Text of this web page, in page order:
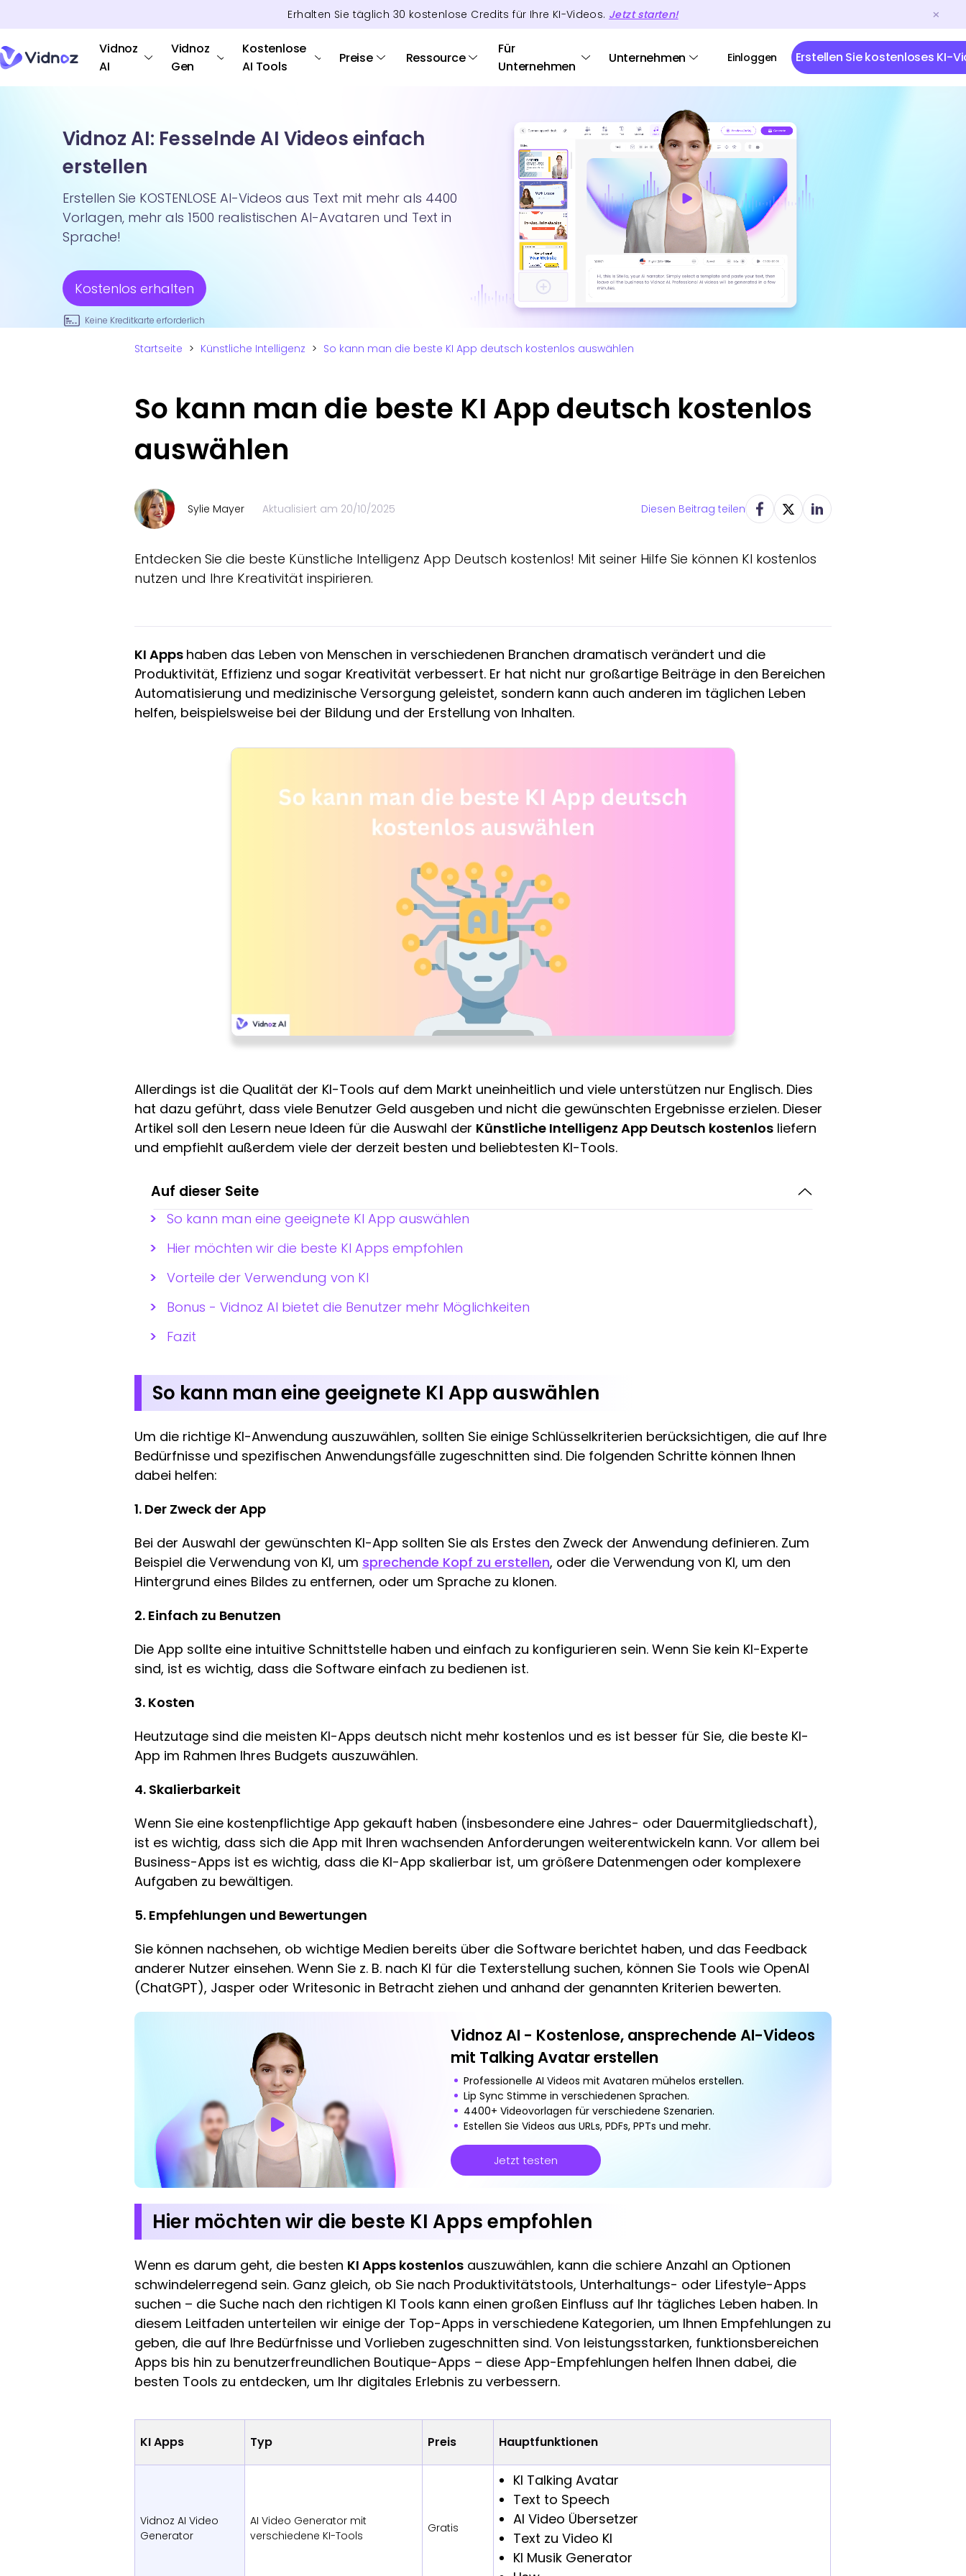
Erhalten Sie täglich 30 kostenlose Credits für Ihre KI-Videos. Jetzt starten!
Vidnoz
AI
Vidnoz
Gen
Kostenlose
AI Tools
Preise Ressource
Für
Unternehmen
Unternehmen Einloggen Erstellen Sie kostenloses KI-
Vidnoz AI: Fesselnde AI Videos einfach
erstellen
Erstellen Sie KOSTENLOSE AI-Videos aus Text mit mehr als 4400
Vorlagen, mehr als 1500 realistischen AI-Avataren und Text in
Sprache!
Kostenlos erhalten
Keine Kreditkarte erforderlich
Startseite > Künstliche Intelligenz > So kann man die beste KI App deutsch kostenlos auswählen
So kann man die beste KI App deutsch kostenlos
auswählen
Sylie Mayer Aktualisiert am 20/10/2025 Diesen Beitrag teilen
Entdecken Sie die beste Künstliche Intelligenz App Deutsch kostenlos! Mit seiner Hilfe Sie können KI kostenlos
nutzen und Ihre Kreativität inspirieren.
KI Apps haben das Leben von Menschen in verschiedenen Branchen dramatisch verändert und die
Produktivität, Effizienz und sogar Kreativität verbessert. Er hat nicht nur großartige Beiträge in den Bereichen
Automatisierung und medizinische Versorgung geleistet, sondern kann auch anderen im täglichen Leben
helfen, beispielsweise bei der Bildung und der Erstellung von Inhalten.
Allerdings ist die Qualität der KI-Tools auf dem Markt uneinheitlich und viele unterstützen nur Englisch. Dies
hat dazu geführt, dass viele Benutzer Geld ausgeben und nicht die gewünschten Ergebnisse erzielen. Dieser
Artikel soll den Lesern neue Ideen für die Auswahl der Künstliche Intelligenz App Deutsch kostenlos liefern
und empfiehlt außerdem viele der derzeit besten und beliebtesten KI-Tools.
Auf dieser Seite
So kann man eine geeignete KI App auswählen
Hier möchten wir die beste KI Apps empfohlen
Vorteile der Verwendung von KI
Bonus - Vidnoz AI bietet die Benutzer mehr Möglichkeiten
Fazit
So kann man eine geeignete KI App auswählen
Um die richtige KI-Anwendung auszuwählen, sollten Sie einige Schlüsselkriterien berücksichtigen, die auf Ihre
Bedürfnisse und spezifischen Anwendungsfälle zugeschnitten sind. Die folgenden Schritte können Ihnen
dabei helfen:
1. Der Zweck der App
Bei der Auswahl der gewünschten KI-App sollten Sie als Erstes den Zweck der Anwendung definieren. Zum
Beispiel die Verwendung von KI, um sprechende Kopf zu erstellen, oder die Verwendung von KI, um den
Hintergrund eines Bildes zu entfernen, oder um Sprache zu klonen.
2. Einfach zu Benutzen
Die App sollte eine intuitive Schnittstelle haben und einfach zu konfigurieren sein. Wenn Sie kein KI-Experte
sind, ist es wichtig, dass die Software einfach zu bedienen ist.
3. Kosten
Heutzutage sind die meisten KI-Apps deutsch nicht mehr kostenlos und es ist besser für Sie, die beste KI-
App im Rahmen Ihres Budgets auszuwählen.
4. Skalierbarkeit
Wenn Sie eine kostenpflichtige App gekauft haben (insbesondere eine Jahres- oder Dauermitgliedschaft),
ist es wichtig, dass sich die App mit Ihren wachsenden Anforderungen weiterentwickeln kann. Vor allem bei
Business-Apps ist es wichtig, dass die KI-App skalierbar ist, um größere Datenmengen oder komplexere
Aufgaben zu bewältigen.
5. Empfehlungen und Bewertungen
Sie können nachsehen, ob wichtige Medien bereits über die Software berichtet haben, und das Feedback
anderer Nutzer einsehen. Wenn Sie z. B. nach KI für die Texterstellung suchen, können Sie Tools wie OpenAI
(ChatGPT), Jasper oder Writesonic in Betracht ziehen und anhand der genannten Kriterien bewerten.
Vidnoz AI - Kostenlose, ansprechende AI-Videos
mit Talking Avatar erstellen
Professionelle AI Videos mit Avataren mühelos erstellen.
Lip Sync Stimme in verschiedenen Sprachen.
4400+ Videovorlagen für verschiedene Szenarien.
Estellen Sie Videos aus URLs, PDFs, PPTs und mehr.
Jetzt testen
Hier möchten wir die beste KI Apps empfohlen
Wenn es darum geht, die besten KI Apps kostenlos auszuwählen, kann die schiere Anzahl an Optionen
schwindelerregend sein. Ganz gleich, ob Sie nach Produktivitätstools, Unterhaltungs- oder Lifestyle-Apps
suchen – die Suche nach den richtigen KI Tools kann einen großen Einfluss auf Ihr tägliches Leben haben. In
diesem Leitfaden unterteilen wir einige der Top-Apps in verschiedene Kategorien, um Ihnen Empfehlungen zu
geben, die auf Ihre Bedürfnisse und Vorlieben zugeschnitten sind. Von leistungsstarken, funktionsbereichen
Apps bis hin zu benutzerfreundlichen Boutique-Apps – diese App-Empfehlungen helfen Ihnen dabei, die
besten Tools zu entdecken, um Ihr digitales Erlebnis zu verbessern.
KI Apps Typ Preis Hauptfunktionen
Vidnoz AI Video
Generator
AI Video Generator mit
verschiedene KI-Tools
Gratis
KI Talking Avatar
Text to Speech
AI Video Übersetzer
Text zu Video KI
KI Musik Generator